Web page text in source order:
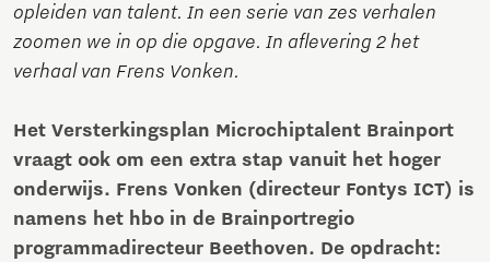
opleiden van talent. In een serie van zes verhalen
zoomen we in op die opgave. In aflevering 2 het
verhaal van Frens Vonken.
Het Versterkingsplan Microchiptalent Brainport
vraagt ook om een extra stap vanuit het hoger
onderwijs. Frens Vonken (directeur Fontys ICT) is
namens het hbo in de Brainportregio
programmadirecteur Beethoven. De opdracht: